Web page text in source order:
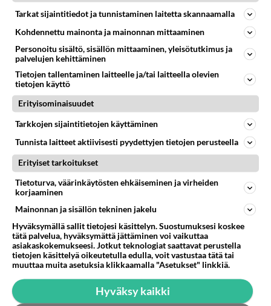
Anonyymi00013
2026-08-05 09:43:33
Kyllähän ei käymisteitse valmistettuja lonkeroita
suomen ruokakaupoistakin saa. Toki hinta on ihan
sama mitä alkossakin.
Äänestä Kommentoi
Anonyymi00014
2026-08-06 08:44:26
Tarkat sijaintitiedot ja tunnistaminen laitetta skannaamalla
Kohdennettu mainonta ja mainonnan mittaaminen
Personoitu sisältö, sisällön mittaaminen, yleisötutkimus ja
palvelujen kehittäminen
Tietojen tallentaminen laitteelle ja/tai laitteella olevien
tietojen käyttö
Erityisominaisuudet
Tarkkojen sijaintitietojen käyttäminen
Tunnista laitteet aktiivisesti pyydettyjen tietojen perusteella
Erityiset tarkoitukset
Tietoturva, väärinkäytösten ehkäiseminen ja virheiden
korjaaminen
Mainonnan ja sisällön tekninen jakelu
Hyväksymällä sallit tietojesi käsittelyn. Suostumuksesi koskee
tätä palvelua, hyväksymättä jättäminen voi vaikuttaa
asiakaskokemukseesi. Jotkut teknologiat saattavat perustella
tietojen käsittelyä oikeutetulla edulla, voit vastustaa tätä tai
muuttaa muita asetuksia klikkaamalla "Asetukset" linkkiä.
Hyväksy kaikki